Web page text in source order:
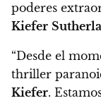
poderes
Kiefer
“Desde el
thriller
Kiefer.